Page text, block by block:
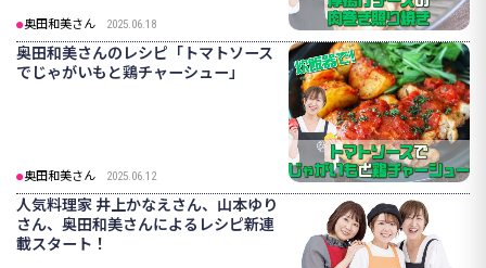
奥田和美さん 2025.06.18
奥田和美さんのレシピ「トマトソース
でじゃがいもと鶏チャーシュー」
奥田和美さん 2025.06.12
人気料理家 井上かなえさん、山本ゆり
さん、奥田和美さんによるレシピ新連
載スタート！